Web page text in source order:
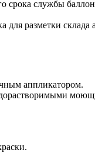
срока службы
разметки склада
аппликатором.